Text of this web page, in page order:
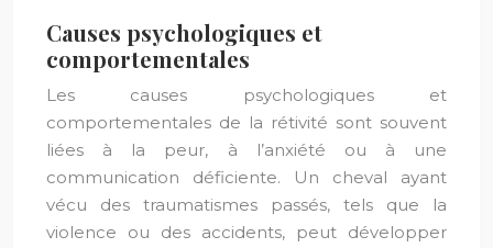
Causes psychologiques et
comportementales
Les causes psychologiques et
comportementales de la rétivité sont souvent
liées à la peur, à l’anxiété ou à une
communication déficiente. Un cheval ayant
vécu des traumatismes passés, tels que la
violence ou des accidents, peut développer